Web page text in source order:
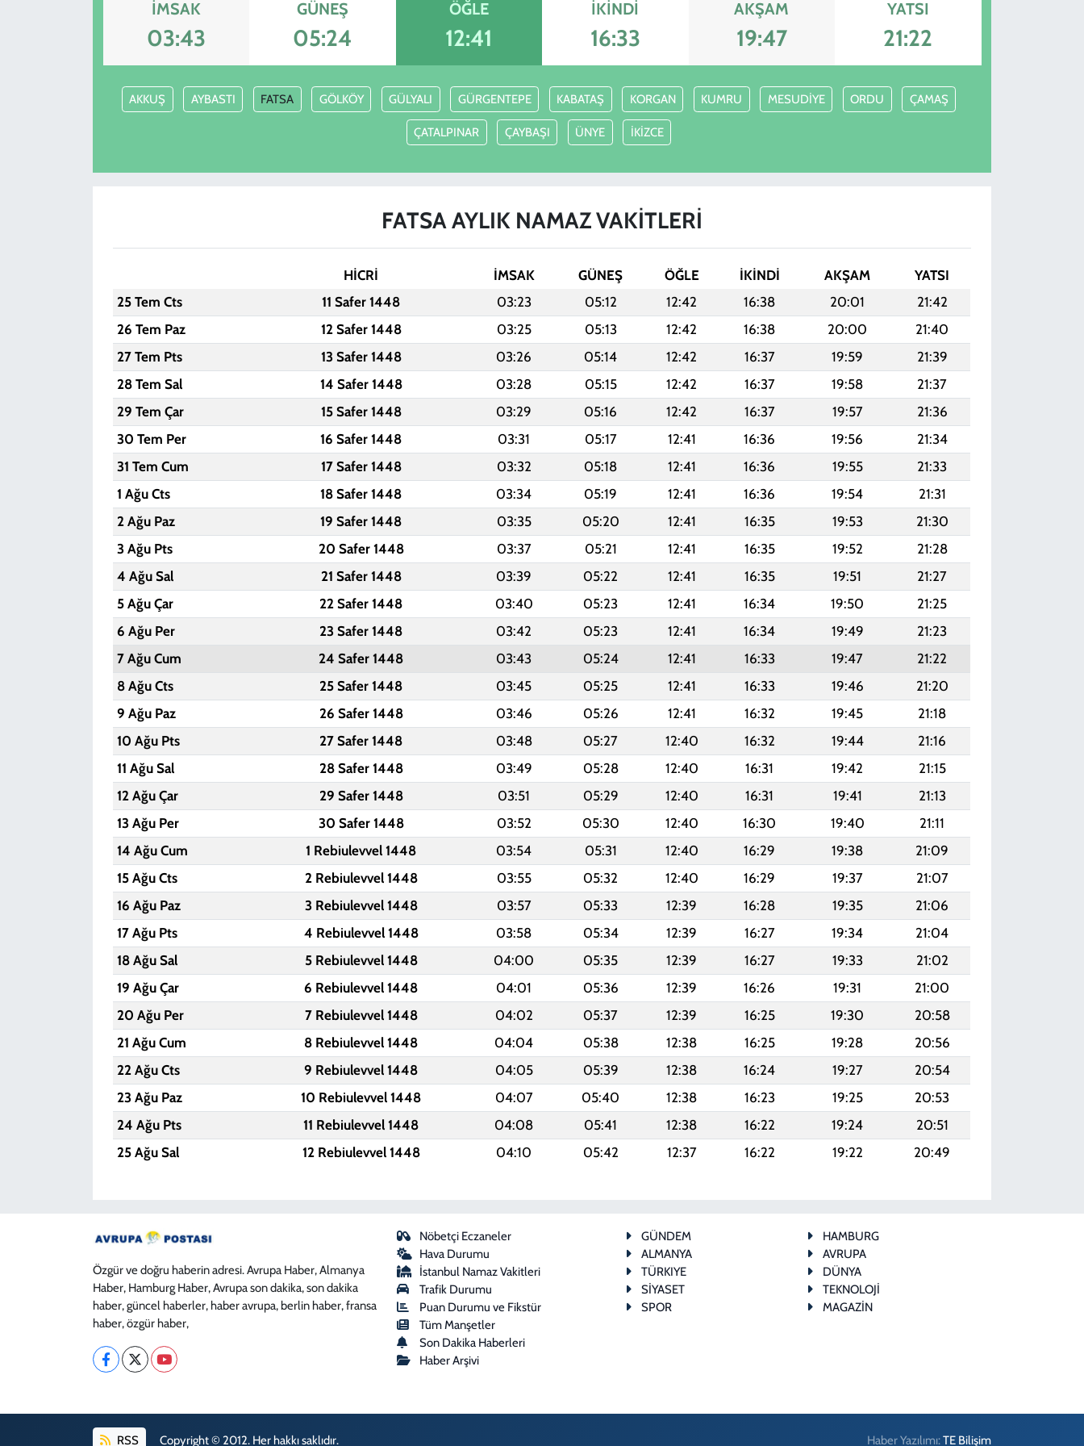
İMSAK
03:43
GÜNEŞ
05:24
ÖĞLE
12:41
İKINDI
16:33
AKŞAM
19:47
YATSI
21:22
AKKUŞ AYBASTI FATSA GÖLKÖY GÜLYALI GÜRGENTEPE KABATAŞ KORGAN KUMRU MESUDİYE ORDU ÇAMAŞ
ÇATALPINAR ÇAYBAŞI ÜNYE İKİZCE
FATSA AYLIK NAMAZ VAKITLERI
HİCRİ İMSAK GÜNEŞ ÖĞLE İKINDI AKŞAM
YATSI
25 Tem Cts
11 Safer 1448 03:23 05:12 12:42 16:38 20:01
21:42
26 Tem Paz
12 Safer 1448 03:25 05:13 12:42 16:38 20:00
21:40
27 Tem Pts
13 Safer 1448 03:26 05:14 12:42 16:37 19:59
21:39
28 Tem Sal
14 Safer 1448 03:28 05:15 12:42 16:37 19:58
21:37
29 Tem Çar
15 Safer 1448 03:29 05:16 12:42 16:37 19:57
21:36
30 Tem Per
16 Safer 1448 03:31 05:17 12:41 16:36 19:56
21:34
31 Tem Cum
17 Safer 1448 03:32 05:18 12:41 16:36 19:55
21:33
1 Ağu Cts
18 Safer 1448 03:34 05:19 12:41 16:36 19:54
21:31
2 Ağu Paz
19 Safer 1448 03:35 05:20 12:41 16:35 19:53
21:30
3 Ağu Pts
20 Safer 1448 03:37 05:21 12:41 16:35 19:52
21:28
4 Ağu Sal
21 Safer 1448 03:39 05:22 12:41 16:35 19:51
21:27
5 Ağu Çar
22 Safer 1448 03:40 05:23 12:41 16:34 19:50
21:25
6 Ağu Per
23 Safer 1448 03:42 05:23 12:41 16:34 19:49
21:23
7 Ağu Cum
24 Safer 1448 03:43 05:24 12:41 16:33 19:47
21:22
8 Ağu Cts
25 Safer 1448 03:45 05:25 12:41 16:33 19:46
21:20
9 Ağu Paz
26 Safer 1448 03:46 05:26 12:41 16:32 19:45
21:18
10 Ağu Pts
27 Safer 1448 03:48 05:27 12:40 16:32 19:44
21:16
11 Ağu Sal
28 Safer 1448 03:49 05:28 12:40 16:31 19:42
21:15
12 Ağu Çar
29 Safer 1448 03:51 05:29 12:40 16:31 19:41
21:13
13 Ağu Per
30 Safer 1448 03:52 05:30 12:40 16:30 19:40
21:11
14 Ağu Cum
1 Rebiulevvel 1448 03:54 05:31 12:40 16:29 19:38
21:09
15 Ağu Cts
2 Rebiulevvel 1448 03:55 05:32 12:40 16:29 19:37
21:07
16 Ağu Paz
3 Rebiulevvel 1448 03:57 05:33 12:39 16:28 19:35
21:06
17 Ağu Pts
4 Rebiulevvel 1448 03:58 05:34 12:39 16:27 19:34
21:04
18 Ağu Sal
5 Rebiulevvel 1448 04:00 05:35 12:39 16:27 19:33
21:02
19 Ağu Çar
6 Rebiulevvel 1448 04:01 05:36 12:39 16:26 19:31
21:00
20 Ağu Per
7 Rebiulevvel 1448 04:02 05:37 12:39 16:25 19:30
20:58
21 Ağu Cum
8 Rebiulevvel 1448 04:04 05:38 12:38 16:25 19:28
20:56
22 Ağu Cts
9 Rebiulevvel 1448 04:05 05:39 12:38 16:24 19:27
20:54
23 Ağu Paz
10 Rebiulevvel 1448 04:07 05:40 12:38 16:23 19:25
20:53
24 Ağu Pts
11 Rebiulevvel 1448 04:08 05:41 12:38 16:22 19:24
20:51
25 Ağu Sal
12 Rebiulevvel 1448 04:10 05:42 12:37 16:22 19:22 20:49
Özgür ve doğru haberin adresi. Avrupa Haber, Almanya
Haber, Hamburg Haber, Avrupa son dakika, son dakika
haber, güncel haberler, haber avrupa, berlin haber, fransa
haber, özgür haber,
Nöbetçi Eczaneler
Hava Durumu
İstanbul Namaz Vakitleri
Trafik Durumu
Puan Durumu ve Fikstür
Tüm Manşetler
Son Dakika Haberleri
Haber Arşivi
GÜNDEM
HAMBURG
ALMANYA
AVRUPA
TÜRKIYE
DÜNYA
SİYASET
TEKNOLOJİ
SPOR
MAGAZİN
RSS Copyright © 2012. Her hakkı saklıdır. Haber Yazılımı:TE Bilişim
YAZARLAR